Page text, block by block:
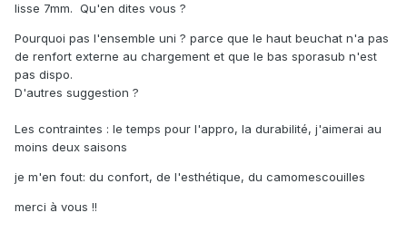
lisse 7mm. Qu'en dites vous ?
Pourquoi pas l'ensemble uni ? parce que le haut beuchat n'a pas
de renfort externe au chargement et que le bas sporasub n'est
pas dispo.
D'autres suggestion ?
Les contraintes : le temps pour l'appro, la durabilité, j'aimerai au
moins deux saisons
je m'en fout: du confort, de l'esthétique, du camomescouilles
merci à vous !!